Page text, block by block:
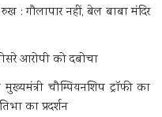
: गौलापार नहीं, बेल बाबा मंदिर
आरोपी को दबोचा
चौम्पियनशिप ट्रॉफी का
का प्रदर्शन